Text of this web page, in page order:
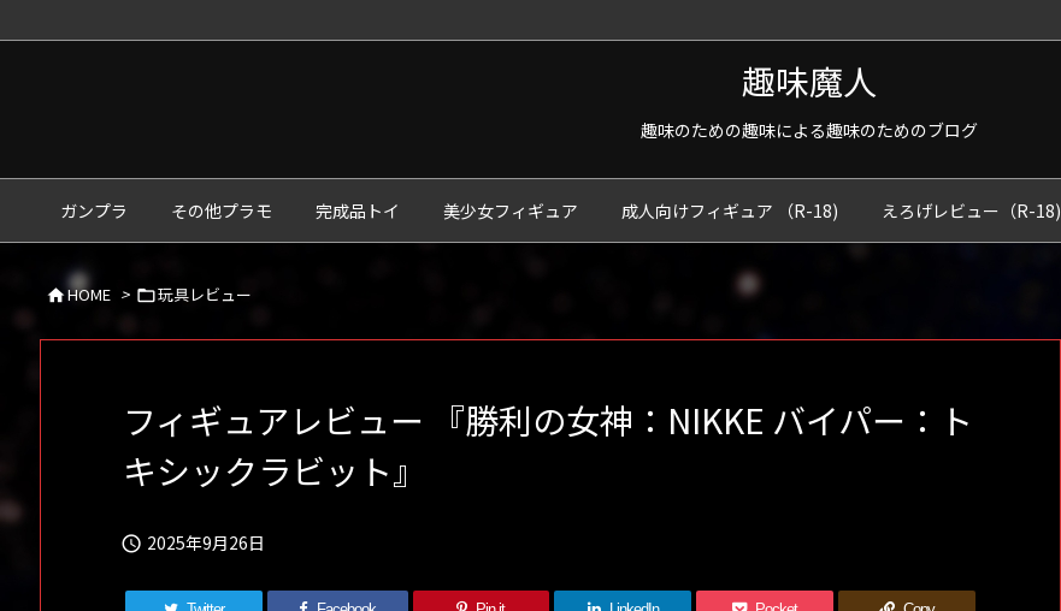
趣味魔人
趣味のための趣味による趣味のためのブログ
ガンプラ その他プラモ 完成品トイ 美少女フィギュア 成人向けフィギュア （R-18) えろげレビュー（R-18)
HOME > 玩具レビュー
フィギュアレビュー 『勝利の女神：NIKKE バイパー：ト
キシックラビット』
 2025年9月26日